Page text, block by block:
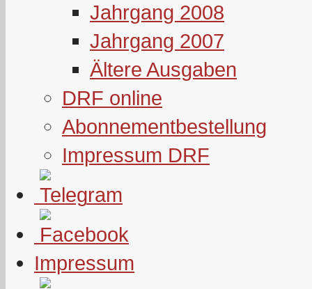
Jahrgang 2008
Jahrgang 2007
Ältere Ausgaben
DRF online
Abonnementbestellung
Impressum DRF
Impressum